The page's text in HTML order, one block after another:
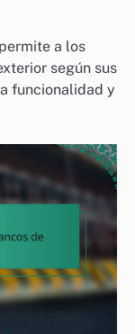
a los
según sus
funcionalidad y